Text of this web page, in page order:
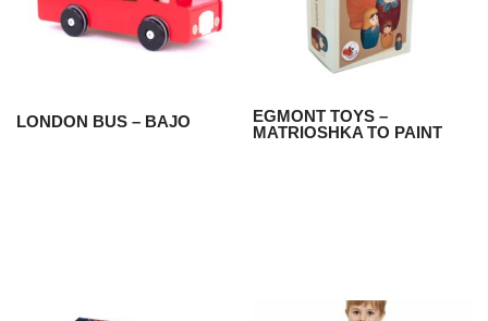
LONDON BUS – BAJO
EGMONT TOYS –
MATRIOSHKA TO PAINT